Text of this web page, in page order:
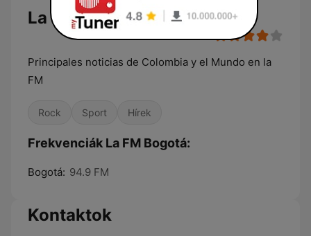
La FM Bogotá
Principales noticias de Colombia y el Mundo en la
FM
Rock Sport Hírek
Frekvenciák La FM Bogotá:
Bogotá: 94.9 FM
Kontaktok